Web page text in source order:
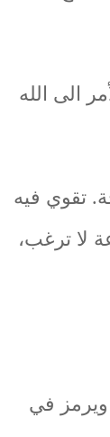
الى الله
تقوي فيه
لا ترغب،
ويرمز في